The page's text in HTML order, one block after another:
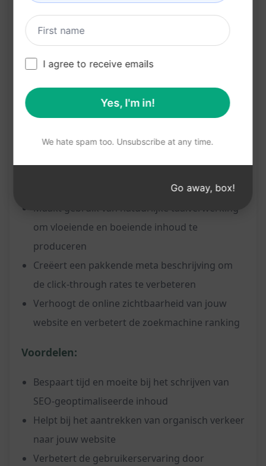
handige ChatGPT prompt kan je een SEO-
geoptimaliseerd artikel creëren zonder het
gebruik van keyword stuffing. Vul simpelweg de
relevante informatie in en ontvang een
beschrijving.
Kenmerken:
zonder overmatig gebruik van zoekwoorden
Maakt gebruik van natuurlijke taalverwerking
om vloeiende en boeiende inhoud te
produceren
Creëert een pakkende meta beschrijving om
de click-through rates te verbeteren
Verhoogt de online zichtbaarheid van jouw
website en verbetert de zoekmachine ranking
Voordelen:
Bespaart tijd en moeite bij het schrijven van
SEO-geoptimaliseerde inhoud
Helpt bij het aantrekken van organisch verkeer
naar jouw website
Verbetert de gebruikerservaring door
I agree to receive emails
Yes, I'm in!
We hate spam too. Unsubscribe at any time.
Go away, box!